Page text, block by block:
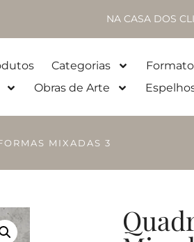
NA CASA DOS
Categorias
Obras de Arte
MIXADAS 3